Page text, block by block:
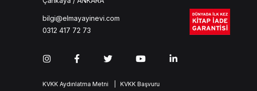
bilgi@elmayayinevi.com
0312 417 72 73
KVKK Aydınlatma Metni | KVKK Başvuru